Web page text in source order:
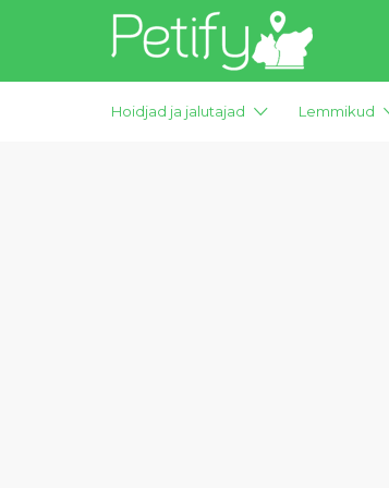
Hoidjad ja jalutajad Lemmikud